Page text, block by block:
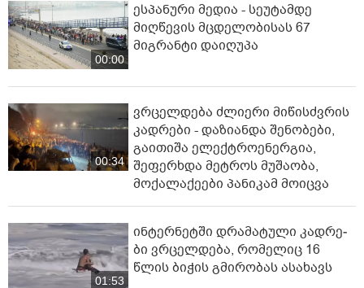
00:00
ესპანური მედია - სეუტამდე
მიღწევის მცდელობისას 67
მიგრანტი დაიღუპა
00:34
ვრცელდება ძლიერი მიწისძვრის
კადრები - დაზიანდა შენობები,
გაითიშა ელექტროენერგია,
შეფერხდა მეტროს მუშაობა,
მოქალაქეები პანიკამ მოიცვა
01:53
ინ­ტერ­ნეტ­ში დრა­მა­ტუ­ლი კად­რე­
ბი ვრცელდება, რომელიც 16
წლის ბიჭის გმირობას ასახავს